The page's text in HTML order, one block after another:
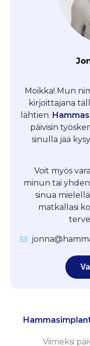
Moikka! Mun
kirjoittajana
lähtien.
päivisin
sinulla jää
Voit myös
minun tai
sinua
matkallasi
Viimeksi